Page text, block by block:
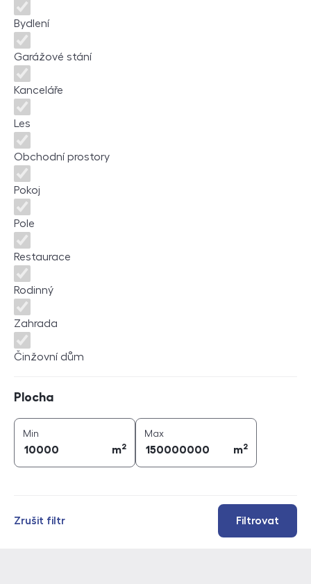
Bydlení
Garážové stání
Kanceláře
Les
Obchodní prostory
Pokoj
Pole
Restaurace
Rodinný
Zahrada
Činžovní dům
Plocha
Min
m2
Maxplocha (
m2
Filtrovat
Zrušit filtr